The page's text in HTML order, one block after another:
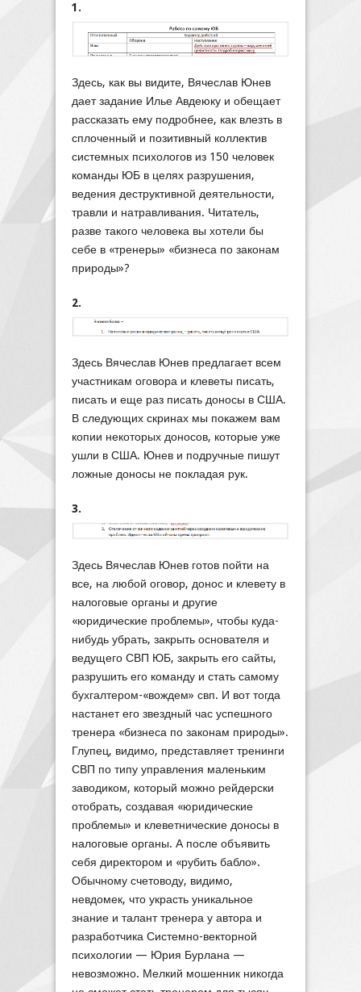
1.
Здесь, как вы видите, Вячеслав Юнев
дает задание Илье Авдеюку и обещает
рассказать ему подробнее, как влезть в
сплоченный и позитивный коллектив
системных психологов из 150 человек
команды ЮБ в целях разрушения,
ведения деструктивной деятельности,
травли и натравливания. Читатель,
разве такого человека вы хотели бы
себе в «тренеры» «бизнеса по законам
природы»?
2.
Здесь Вячеслав Юнев предлагает всем
участникам оговора и клеветы писать,
писать и еще раз писать доносы в США.
В следующих скринах мы покажем вам
копии некоторых доносов, которые уже
ушли в США. Юнев и подручные пишут
ложные доносы не покладая рук.
3.
Здесь Вячеслав Юнев готов пойти на
все, на любой оговор, донос и клевету в
налоговые органы и другие
«юридические проблемы», чтобы куда-
нибудь убрать, закрыть основателя и
ведущего СВП ЮБ, закрыть его сайты,
разрушить его команду и стать самому
бухгалтером-«вождем» свп. И вот тогда
настанет его звездный час успешного
тренера «бизнеса по законам природы».
Глупец, видимо, представляет тренинги
СВП по типу управления маленьким
заводиком, который можно рейдерски
отобрать, создавая «юридические
проблемы» и клеветнические доносы в
налоговые органы. А после объявить
себя директором и «рубить бабло».
Обычному счетоводу, видимо,
невдомек, что украсть уникальное
знание и талант тренера у автора и
разработчика Системно-векторной
психологии — Юрия Бурлана —
невозможно. Мелкий мошенник никогда